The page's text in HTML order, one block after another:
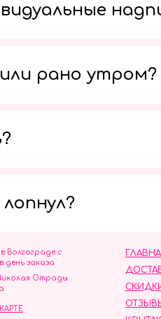
рано утром?
Волгограде с
день заказа
Отрады